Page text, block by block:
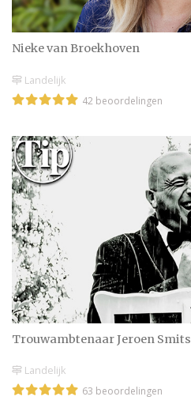
Nieke van Broekhoven
Landelijk
42 beoordelingen
Trouwambtenaar Jeroen Smits
Landelijk
63 beoordelingen